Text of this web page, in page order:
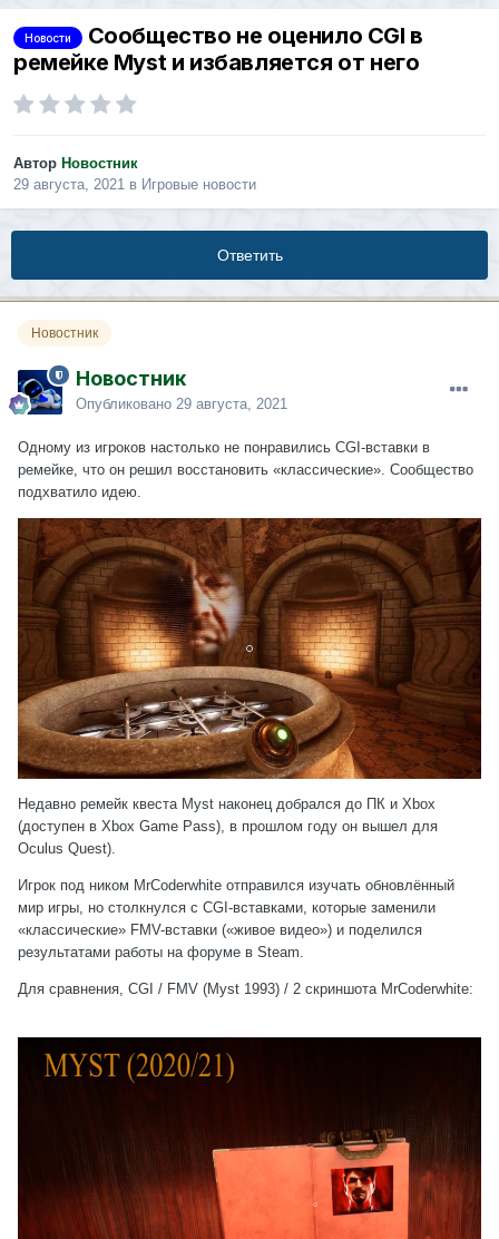
Новости
Сообщество не оценило CGI в
ремейке Myst и избавляется от него
Автор Новостник
29 августа, 2021 в Игровые новости
Ответить
Новостник
Новостник
Опубликовано 29 августа, 2021
Одному из игроков настолько не понравились CGI-вставки в
ремейке, что он решил восстановить «классические». Сообщество
подхватило идею.
Недавно ремейк квеста Myst наконец добрался до ПК и Xbox
(доступен в Xbox Game Pass), в прошлом году он вышел для
Oculus Quest).
Игрок под ником MrCoderwhite отправился изучать обновлённый
мир игры, но столкнулся с CGI-вставками, которые заменили
«классические» FMV-вставки («живое видео») и поделился
результатами работы на форуме в Steam.
Для сравнения, CGI / FMV (Myst 1993) / 2 скриншота MrCoderwhite: